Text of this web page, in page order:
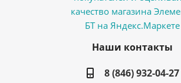
Наши контакты
8 (846) 932-04-27